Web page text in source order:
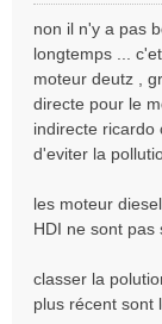
s
s
a
g
e
l
u
non il n'y a pas
longtemps ...
moteur deutz ,
directe pour le
indirecte ricardo
d'eviter la
les moteur
HDI ne sont pas
classer la
plus récent sont